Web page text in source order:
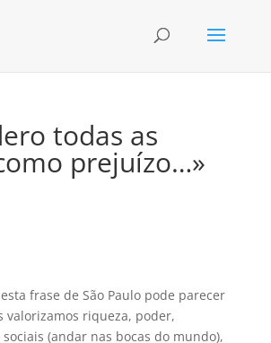
todas as
prejuízo…»
frase de São Paulo pode parecer
valorizamos riqueza, poder,
(andar nas bocas do mundo),